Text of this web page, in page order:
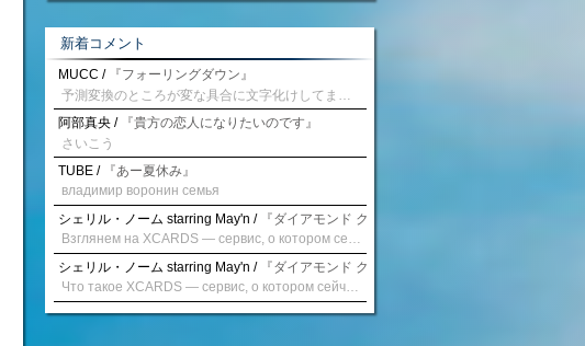
新着コメント
MUCC / 『フォーリングダウン』
阿部真央 / 『貴方の恋人になりたいのです』
さいこう
TUBE / 『あー夏休み』
владимир воронин семья
シェリル・ノーム starring May'n / 『ダイアモンド クレバス/射手座☆午後九時 Don't be
シェリル・ノーム starring May'n / 『ダイアモンド クレバス/射手座☆午後九時 Don't be
Что такое XCARDS — сервис, о котором сейчас говорят. Буквально на днях заметил о интересный бренд XCARDS, он помогает создавать онлайн карты чтобы управлять бюджетами. Ключевые преимущества: Выпуск занимает всего считанные минуты. Платформа даёт возможность оформить множество карт для разных целей. Есть поддержка в любое время суток включая персонального менеджера. Есть контроль без задержек — транзакции, уведомления, аналитика — всё под рукой. Возможные нюансы: Регистрация: европейская юрисдикция — желательно убедиться, что сервис можно использовать без нарушений. Финансовые условия: возможно, есть скрытые комиссии, поэтому лучше внимательно прочитать договор. Отзывы пользователей: по отзывам поддержка работает быстро. Надёжность системы: внедрены базовые меры безопасности, но всё равно советую не хранить большие суммы на карте. Вывод: В целом платформа кажется отличным помощником для маркетологов. Платформа сочетает скорость, удобство и гибкость. Как вы думаете? Пользовались ли вы XCARDS? Поделитесь опытом — будет интересно сравнить. Виртуальные карты для бизнеса